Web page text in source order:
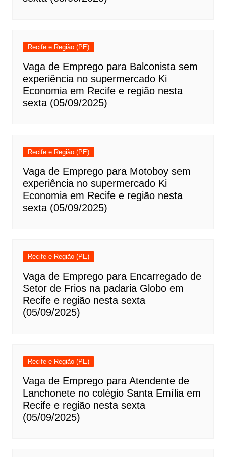
Recife e Região (PE)
Vaga de Emprego para Balconista sem
experiência no supermercado Ki
Economia em Recife e região nesta
sexta (05/09/2025)
Recife e Região (PE)
Vaga de Emprego para Motoboy sem
experiência no supermercado Ki
Economia em Recife e região nesta
sexta (05/09/2025)
Recife e Região (PE)
Vaga de Emprego para Encarregado de
Setor de Frios na padaria Globo em
Recife e região nesta sexta
(05/09/2025)
Recife e Região (PE)
Vaga de Emprego para Atendente de
Lanchonete no colégio Santa Emília em
Recife e região nesta sexta
(05/09/2025)